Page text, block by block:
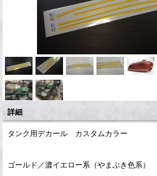
詳細
タンク用デカール カスタムカラー
ゴールド／濃イエロー系（やまぶき色系）